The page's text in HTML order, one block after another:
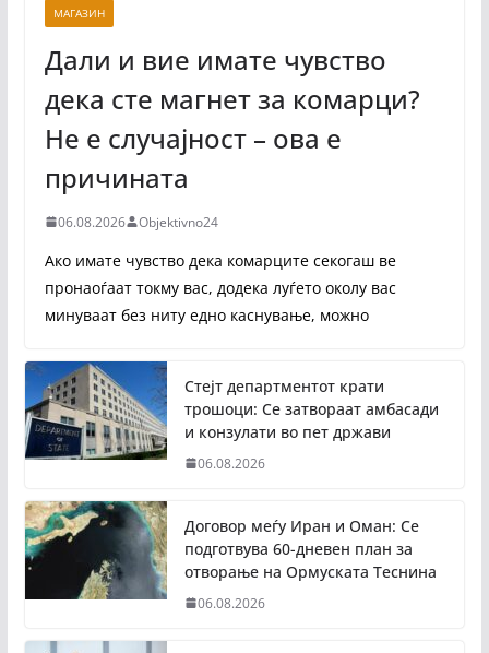
МАГАЗИН
Дали и вие имате чувство
дека сте магнет за комарци?
Не е случајност – ова е
причината
06.08.2026 Objektivno24
Ако имате чувство дека комарците секогаш ве
пронаоѓаат токму вас, додека луѓето околу вас
минуваат без ниту едно каснување, можно
Стејт департментот крати
трошоци: Се затвораат амбасади
и конзулати во пет држави
06.08.2026
Договор меѓу Иран и Оман: Се
подготвува 60-дневен план за
отворање на Ормуската Теснина
06.08.2026